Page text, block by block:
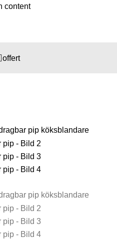
content
offert